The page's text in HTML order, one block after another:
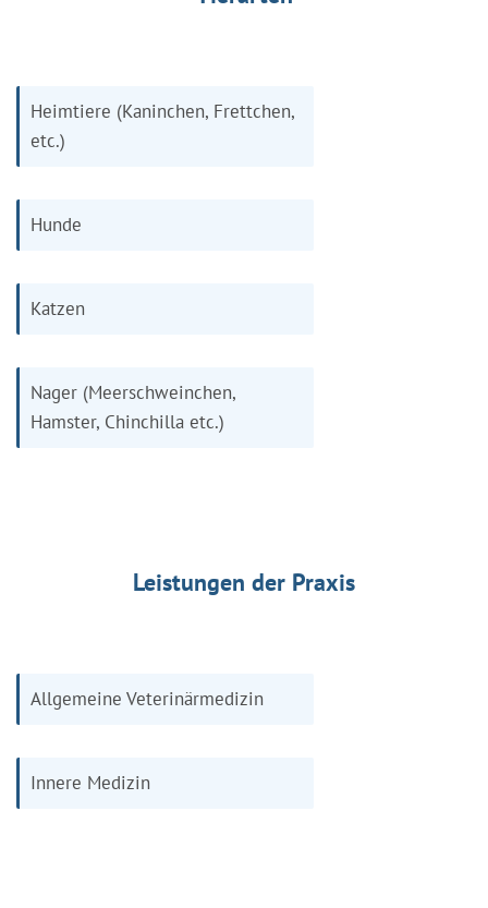
Heimtiere (Kaninchen, Frettchen,
etc.)
Hunde
Katzen
Nager (Meerschweinchen,
Hamster, Chinchilla etc.)
Leistungen der Praxis
Allgemeine Veterinärmedizin
Innere Medizin